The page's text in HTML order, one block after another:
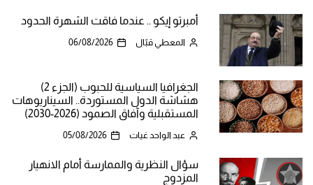
أمبرتو إيكو .. عندما فاقت الشهرة الحدود
المعطي قبّال 06/08/2026
الجغرافيا السياسية للحبوب (الجزء 2)
هشاشة الدول المستوردة.. السيناريوهات
المستقبلية وآفاق الصمود (2026-2030)
عبد الواحد غيات 05/08/2026
سؤال النظرية والممارسة أمام الانهيار
المزدوج